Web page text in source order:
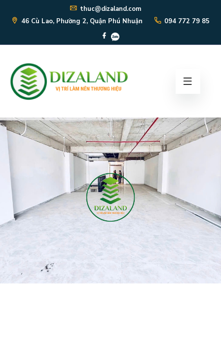
thuc@dizaland.com
46 Cù Lao, Phường 2, Quận Phú Nhuận
094 772 79 85